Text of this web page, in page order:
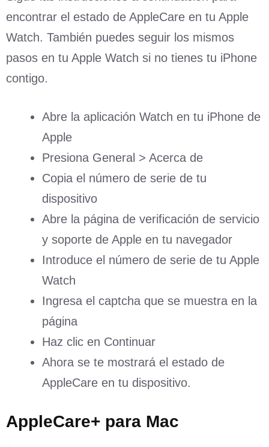
encontrar el estado de AppleCare en tu Apple
Watch. También puedes seguir los mismos
pasos en tu Apple Watch si no tienes tu iPhone
contigo.
Abre la aplicación Watch en tu iPhone de
Apple
Presiona General > Acerca de
Copia el número de serie de tu
dispositivo
Abre la página de verificación de servicio
y soporte de Apple en tu navegador
Introduce el número de serie de tu Apple
Watch
Ingresa el captcha que se muestra en la
página
Haz clic en Continuar
Ahora se te mostrará el estado de
AppleCare en tu dispositivo.
AppleCare+ para Mac